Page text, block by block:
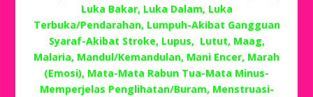
Luka Bakar, Luka Dalam, Luka
Terbuka/Pendarahan, Lumpuh-Akibat Gangguan
Syaraf-Akibat Stroke, Lupus, Lutut, Maag,
Malaria, Mandul/Kemandulan, Mani Encer, Marah
(Emosi), Mata-Mata Rabun Tua-Mata Minus-
Memperjelas Penglihatan/Buram, Menstruasi-